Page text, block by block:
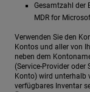
Gesamtzahl der
MDR for
Verwenden Sie den
Kontos und aller von
neben dem
(Service-Provider oder
Konto) wird unterhalb
verfügbares Inventar